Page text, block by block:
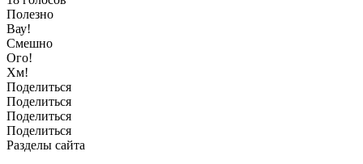
Полезно
Вау!
Смешно
Ого!
Хм!
Поделиться
Поделиться
Поделиться
Поделиться
Разделы сайта